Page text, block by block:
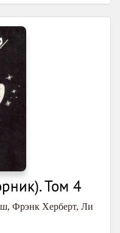
Том 4
, Фрэнк Херберт, Ли